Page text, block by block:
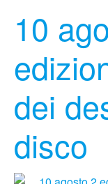
10
dei
disco